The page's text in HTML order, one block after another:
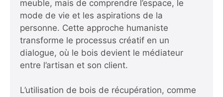
meuble, mais de comprendre l’espace, le
mode de vie et les aspirations de la
personne. Cette approche humaniste
transforme le processus créatif en un
dialogue, où le bois devient le médiateur
entre l’artisan et son client.
L’utilisation de bois de récupération, comme